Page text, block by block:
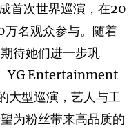
首次世界巡演，在20
名观众参与。随着
待她们进一步巩
YG Entertainment
大型巡演，艺人与工
为粉丝带来高品质的